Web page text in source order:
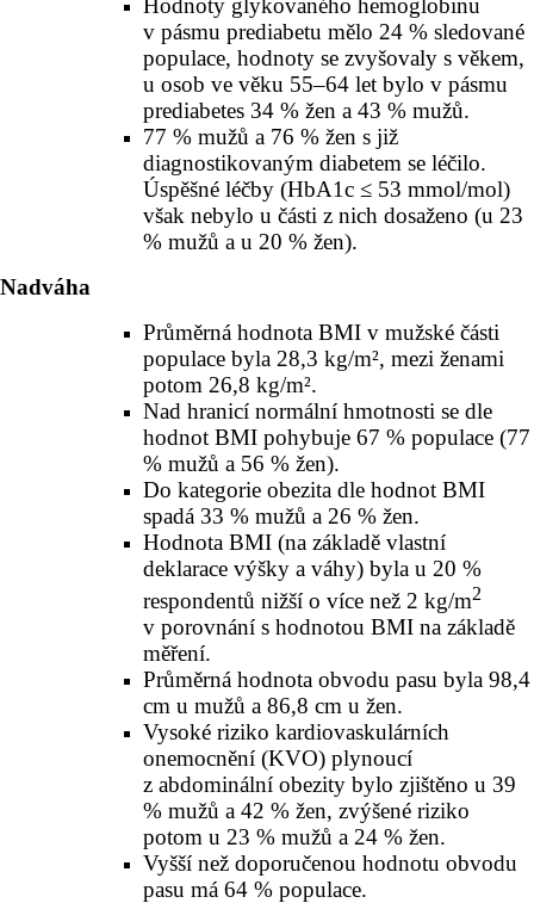
Hodnoty glykovaného hemoglobinu
v pásmu predia­betu mělo 24 % sledované
populace, hodnoty se zvyšovaly s věkem,
u osob ve věku 55–64 let bylo v pásmu
prediabetes 34 % žen a 43 % mužů.
77 % mužů a 76 % žen s již
diagnostikovaným diabetem se léčilo.
Úspěšné léčby (HbA1c ≤ 53 mmol/mol)
však nebylo u části z nich dosaženo (u 23
% mužů a u 20 % žen).
Nadváha
Průměrná hodnota BMI v mužské části
populace byla 28,3 kg/m², mezi ženami
potom 26,8 kg/m².
Nad hranicí normální hmotnosti se dle
hodnot BMI pohybuje 67 % populace (77
% mužů a 56 % žen).
Do kategorie obezita dle hodnot BMI
spadá 33 % mužů a 26 % žen.
Hodnota BMI (na základě vlastní
deklarace výšky a váhy) byla u 20 %
respondentů nižší o více než 2 kg/m2
v porovnání s hodnotou BMI na základě
měření.
Průměrná hodnota obvodu pasu byla 98,4
cm u mužů a 86,8 cm u žen.
Vysoké riziko kardiovaskulárních
onemocnění (KVO) plynoucí
z abdominální obezity bylo zjištěno u 39
% mužů a 42 % žen, zvýšené riziko
potom u 23 % mužů a 24 % žen.
Vyšší než doporučenou hod­notu obvodu
pasu má 64 % populace.